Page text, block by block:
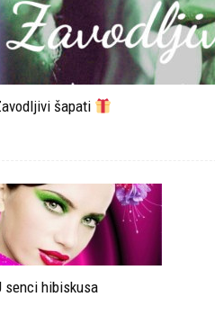
šapati
senci hibiskusa